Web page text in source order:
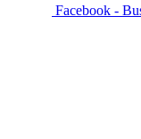
Facebook -